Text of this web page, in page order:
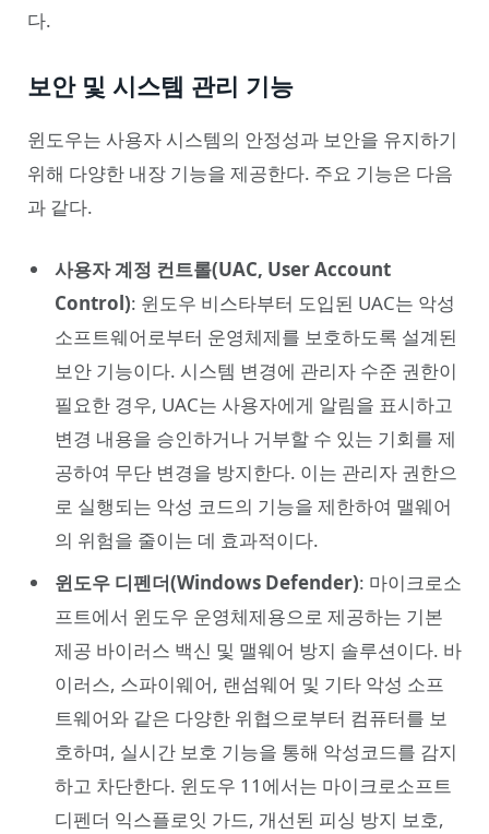
다.
보안 및 시스템 관리 기능
윈도우는 사용자 시스템의 안정성과 보안을 유지하기
위해 다양한 내장 기능을 제공한다. 주요 기능은 다음
과 같다.
사용자 계정 컨트롤(UAC, User Account
Control): 윈도우 비스타부터 도입된 UAC는 악성
소프트웨어로부터 운영체제를 보호하도록 설계된
보안 기능이다. 시스템 변경에 관리자 수준 권한이
필요한 경우, UAC는 사용자에게 알림을 표시하고
변경 내용을 승인하거나 거부할 수 있는 기회를 제
공하여 무단 변경을 방지한다. 이는 관리자 권한으
로 실행되는 악성 코드의 기능을 제한하여 맬웨어
의 위험을 줄이는 데 효과적이다.
윈도우 디펜더(Windows Defender): 마이크로소
프트에서 윈도우 운영체제용으로 제공하는 기본
제공 바이러스 백신 및 맬웨어 방지 솔루션이다. 바
이러스, 스파이웨어, 랜섬웨어 및 기타 악성 소프
트웨어와 같은 다양한 위협으로부터 컴퓨터를 보
호하며, 실시간 보호 기능을 통해 악성코드를 감지
하고 차단한다. 윈도우 11에서는 마이크로소프트
디펜더 익스플로잇 가드, 개선된 피싱 방지 보호,